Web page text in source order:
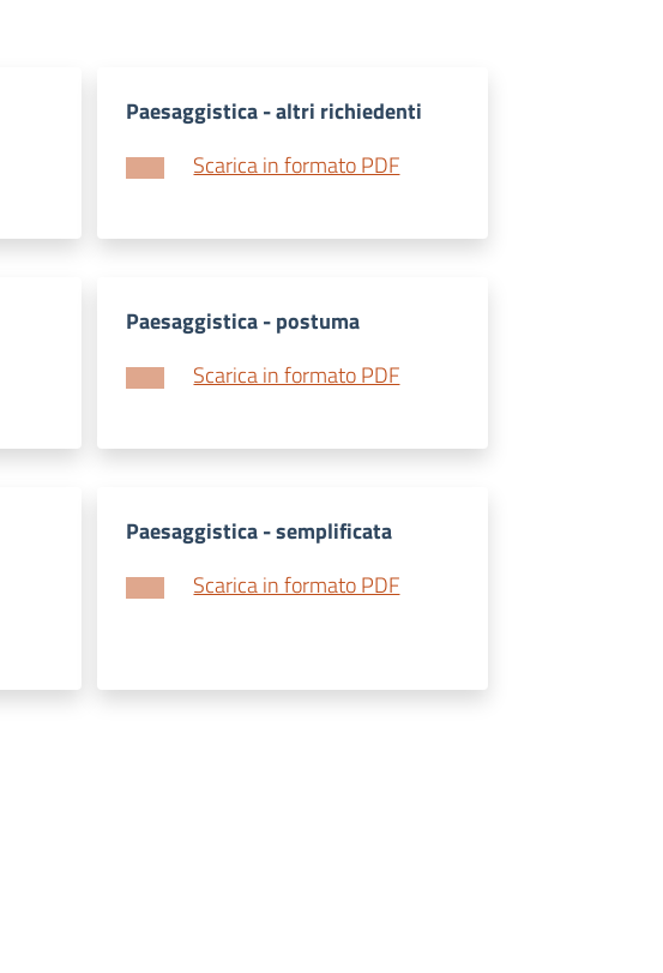
Paesaggistica - altri richiedenti
Scarica in formato PDF
Paesaggistica - postuma
Scarica in formato PDF
Paesaggistica - semplificata
Scarica in formato PDF